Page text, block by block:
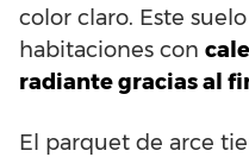
color claro. Este
habitaciones con
radiante gracias al
El parquet de arce